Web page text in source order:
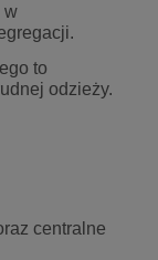
w
to
odzieży.
centralne